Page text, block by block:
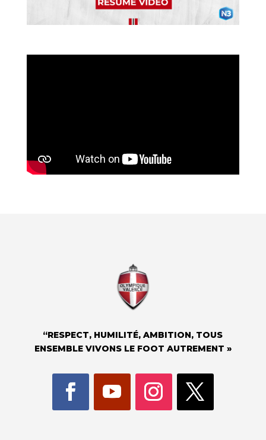
“RESPECT, HUMILITÉ, AMBITION, TOUS
ENSEMBLE VIVONS LE FOOT AUTREMENT »